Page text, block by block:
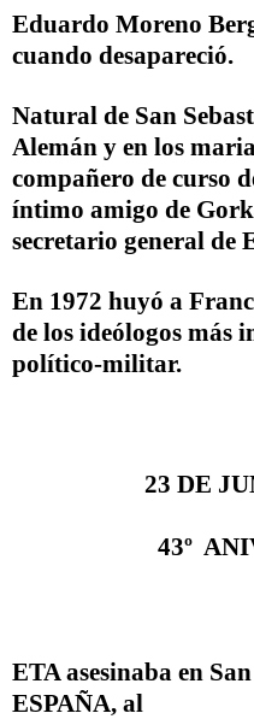
Eduardo Moreno
cuando desapareció.
Natural de San
Alemán y en los
compañero de curso
íntimo amigo de
secretario general de
En 1972 huyó a
de los ideólogos más
político-militar.
23 DE
43º
ETA asesinaba en
ESPAÑA, al